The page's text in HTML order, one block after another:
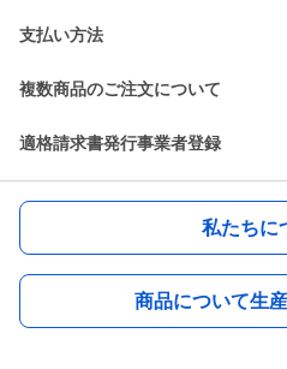
支払い方法
複数商品のご注文について
適格請求書発行事業者登録
私たちに
商品について生